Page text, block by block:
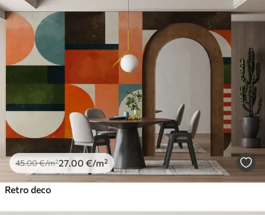
45.00€/m²27 .00 €/m²
Retro deco